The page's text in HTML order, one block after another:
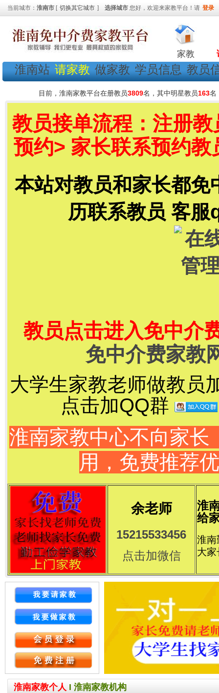
当前城市： 淮南市 [ 切换其它城市 ] 选择城市 您好，欢迎来家教平台！请 登录
家教
淮南站 请家教 做家教 学员信息 教员
目前，淮南家教平台在册教员3809名，其中明星教员163名
教员接单流程：注册
预约> 家长联系预约教
本站对教员和家长都免
历联系教员 客服
教员点击进入免中介
免中介费家教
大学生家教老师做教员
点击加QQ群
淮南家教中心不向家长
用，免费推荐
余老师
15215533456
点击加微信
淮
给
淮南
大
淮南家教个人 I 淮南家教机构